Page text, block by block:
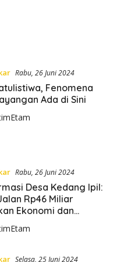
Rabu, 26 Juni 2024
Fenomena
Ada di Sini
Rabu, 26 Juni 2024
Desa Kedang Ipil:
Rp46 Miliar
Ekonomi dan
Selasa, 25 Juni 2024